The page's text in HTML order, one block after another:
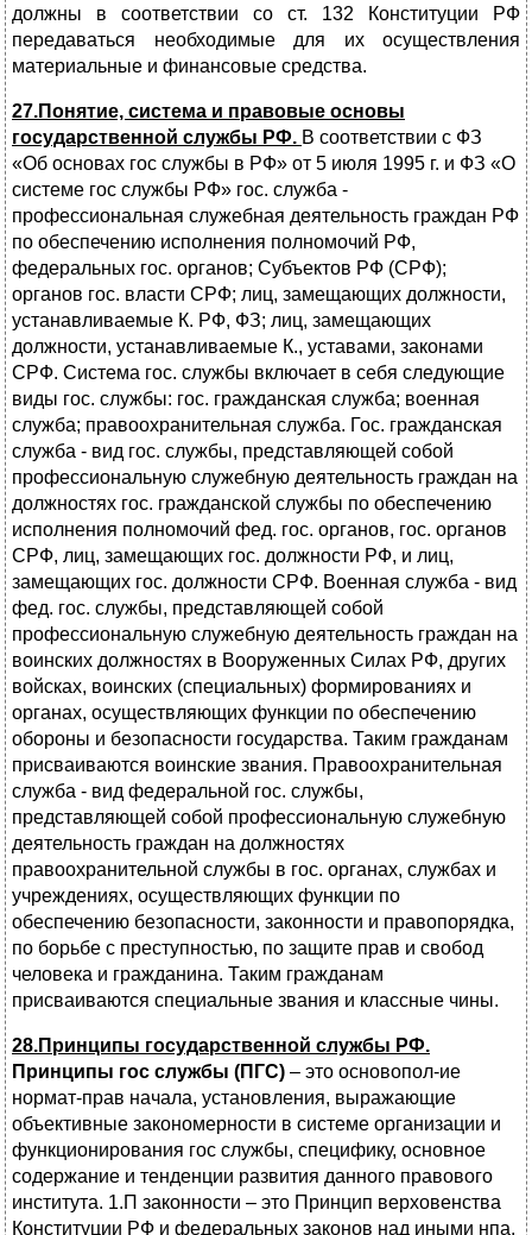
должны в соответствии со ст. 132 Конституции РФ
передаваться необходимые для их осуществления
материальные и финансовые средства.
27.Понятие, система и правовые основы
государственной службы РФ. В соответствии с ФЗ
«Об основах гос службы в РФ» от 5 июля 1995 г. и ФЗ «О
системе гос службы РФ» гос. служба -
профессиональная служебная деятельность граждан РФ
по обеспечению исполнения полномочий РФ,
федеральных гос. органов; Субъектов РФ (СРФ);
органов гос. власти СРФ; лиц, замещающих должности,
устанавливаемые К. РФ, ФЗ; лиц, замещающих
должности, устанавливаемые К., уставами, законами
СРФ. Система гос. службы включает в себя следующие
виды гос. службы: гос. гражданская служба; военная
служба; правоохранительная служба. Гос. гражданская
служба - вид гос. службы, представляющей собой
профессиональную служебную деятельность граждан на
должностях гос. гражданской службы по обеспечению
исполнения полномочий фед. гос. органов, гос. органов
СРФ, лиц, замещающих гос. должности РФ, и лиц,
замещающих гос. должности СРФ. Военная служба - вид
фед. гос. службы, представляющей собой
профессиональную служебную деятельность граждан на
воинских должностях в Вооруженных Силах РФ, других
войсках, воинских (специальных) формированиях и
органах, осуществляющих функции по обеспечению
обороны и безопасности государства. Таким гражданам
присваиваются воинские звания. Правоохранительная
служба - вид федеральной гос. службы,
представляющей собой профессиональную служебную
деятельность граждан на должностях
правоохранительной службы в гос. органах, службах и
учреждениях, осуществляющих функции по
обеспечению безопасности, законности и правопорядка,
по борьбе с преступностью, по защите прав и свобод
человека и гражданина. Таким гражданам
присваиваются специальные звания и классные чины.
28.Принципы государственной службы РФ.
Принципы гос службы (ПГС) – это основопол-ие
нормат-прав начала, установления, выражающие
объективные закономерности в системе организации и
функционирования гос службы, специфику, основное
содержание и тенденции развития данного правового
института. 1.П законности – это Принцип верховенства
Конституции РФ и федеральных законов над иными нпа,